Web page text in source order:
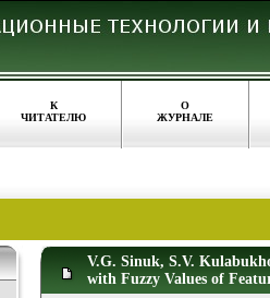
К
ЧИТАТЕЛЮ
О
ЖУРНАЛЕ
V.G. Sinuk, S.V.
with Fuzzy Values of